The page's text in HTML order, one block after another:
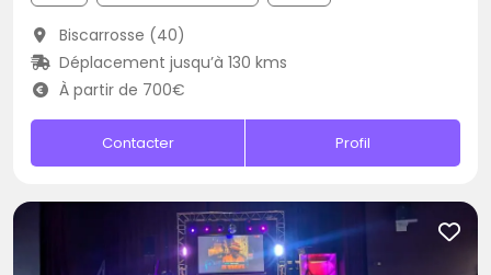
Biscarrosse (40)
Déplacement jusqu’à 130 kms
À partir de 700€
Contacter Profil